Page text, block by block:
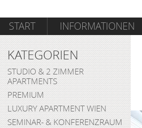
START INFORMATIONEN
KATEGORIEN
STUDIO & 2 ZIMMER
APARTMENTS
PREMIUM
LUXURY APARTMENT WIEN
SEMINAR- & KONFERENZRAUM